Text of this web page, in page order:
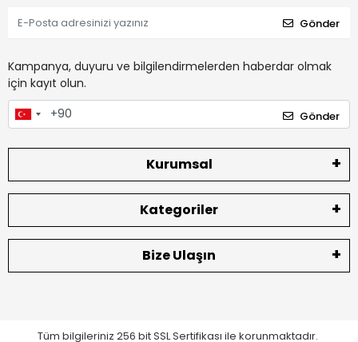
Gönder
Kampanya, duyuru ve bilgilendirmelerden haberdar olmak
için kayıt olun.
Gönder
Kurumsal
Kategoriler
Bize Ulaşın
Tüm bilgileriniz 256 bit SSL Sertifikası ile korunmaktadır.